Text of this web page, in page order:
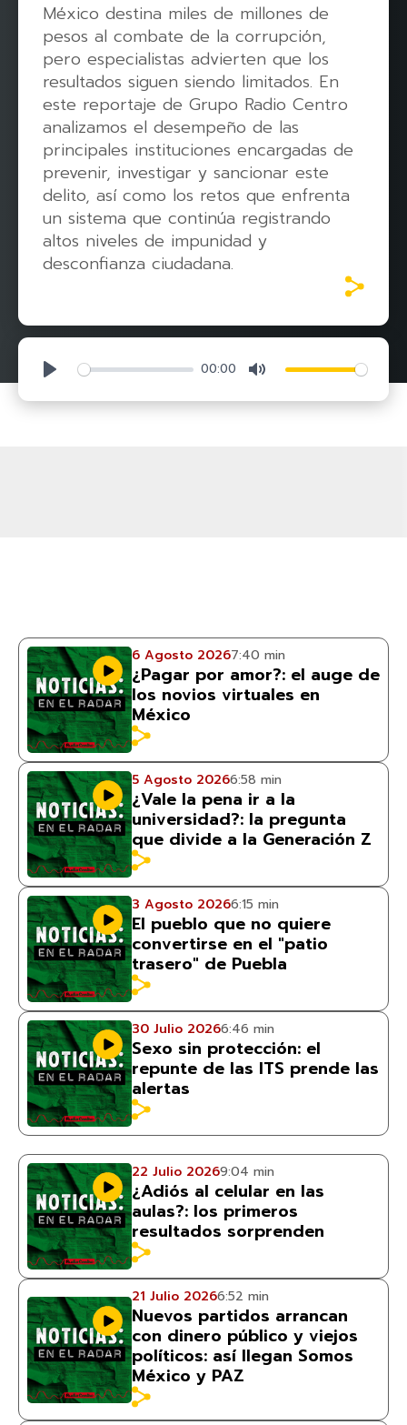
México destina miles de millones de
pesos al combate de la corrupción,
pero especialistas advierten que los
resultados siguen siendo limitados. En
este reportaje de Grupo Radio Centro
analizamos el desempeño de las
principales instituciones encargadas de
prevenir, investigar y sancionar este
delito, así como los retos que enfrenta
un sistema que continúa registrando
altos niveles de impunidad y
desconfianza ciudadana.
Play 00:00 Mute
6 Agosto 20267:40 min
¿Pagar por amor?: el auge de
los novios virtuales en
México
5 Agosto 20266:58 min
¿Vale la pena ir a la
universidad?: la pregunta
que divide a la Generación Z
3 Agosto 20266:15 min
El pueblo que no quiere
convertirse en el "patio
trasero" de Puebla
30 Julio 20266:46 min
Sexo sin protección: el
repunte de las ITS prende las
alertas
22 Julio 20269:04 min
¿Adiós al celular en las
aulas?: los primeros
resultados sorprenden
21 Julio 20266:52 min
Nuevos partidos arrancan
con dinero público y viejos
políticos: así llegan Somos
México y PAZ